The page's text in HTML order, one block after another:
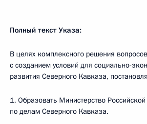
Полный текст Указа:
В целях комплексного решения
с созданием условий для социально-
развития Северного Кавказа,
1. Образовать Министерство
по делам Северного Кавказа.